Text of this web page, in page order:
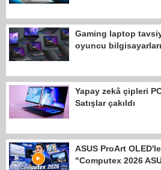
Gaming laptop
oyuncu
Yapay zekâ çipleri
Satışlar çakıldı
ASUS ProArt
"Computex 2026